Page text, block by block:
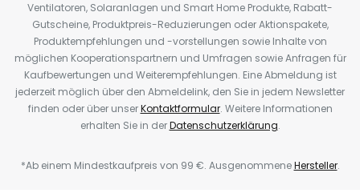
Ventilatoren, Solaranlagen und Smart Home Produkte, Rabatt-
Gutscheine, Produktpreis-Reduzierungen oder Aktionspakete,
Produktempfehlungen und -vorstellungen sowie Inhalte von
möglichen Kooperationspartnern und Umfragen sowie Anfragen für
Kaufbewertungen und Weiterempfehlungen. Eine Abmeldung ist
jederzeit möglich über den Abmeldelink, den Sie in jedem Newsletter
finden oder über unserKontaktformular. Weitere Informationen
erhalten Sie in derDatenschutzerklärung.
*Ab einem Mindestkaufpreis von 99 €. AusgenommeneHersteller.